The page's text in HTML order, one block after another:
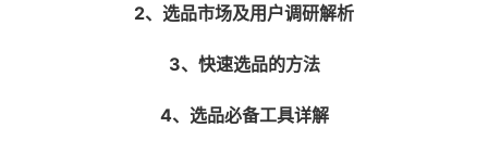
2、选品市场及用户调研解析
3、快速选品的方法
4、选品必备工具详解